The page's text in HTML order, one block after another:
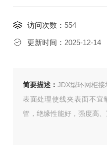
访问次数： 554
更新时间： 2025-12-14
简要描述： JDX型环网柜
表面处理使线夹表面不宜
管，绝缘性能好，强度高